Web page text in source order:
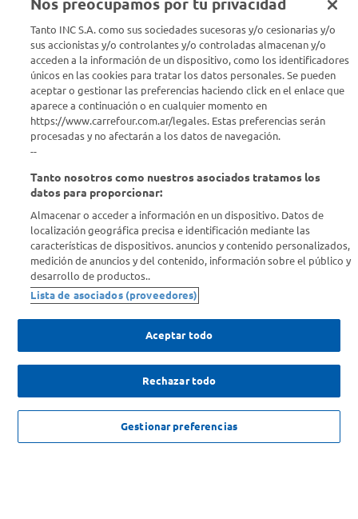
NO DISPONIBLE
Estamos para ayudarte
¿Tenés una consulta? Comunicate con nosotros acá
Descubrí Carrefour
Conocenos
Info útil
Comprá Online
Dejanos tu mail para recibir todas las ofertas y promociones antes
Nos preocupamos por tu privacidad
Tanto INC S.A. como sus sociedades sucesoras y/o cesionarias y/o
sus accionistas y/o controlantes y/o controladas almacenan y/o
acceden a la información de un dispositivo, como los identificadores
únicos en las cookies para tratar los datos personales. Se pueden
aceptar o gestionar las preferencias haciendo click en el enlace que
aparece a continuación o en cualquier momento en
https://www.carrefour.com.ar/legales. Estas preferencias serán
procesadas y no afectarán a los datos de navegación.
--
Tanto nosotros como nuestros asociados tratamos los
datos para proporcionar:
Almacenar o acceder a información en un dispositivo. Datos de
localización geográfica precisa e identificación mediante las
características de dispositivos. anuncios y contenido personalizados,
medición de anuncios y del contenido, información sobre el público y
desarrollo de productos..
Lista de asociados (proveedores)
Aceptar todo
Rechazar todo
Gestionar preferencias